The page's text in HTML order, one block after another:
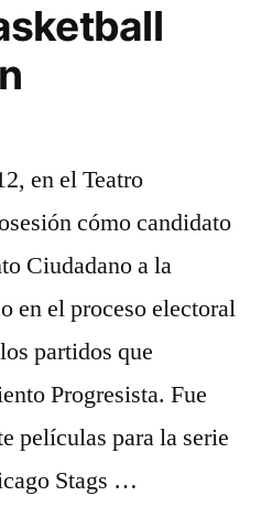
en el Teatro
cómo candidato
Ciudadano a la
en el proceso electoral
partidos que
Progresista. Fue
películas para la serie
Stags …